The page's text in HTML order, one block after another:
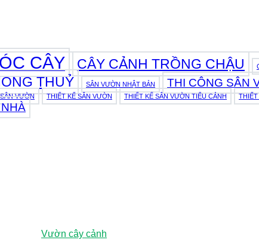
CÂY CÂY CẢNH TRỒNG CHẬU
THUỶ SÂN VƯỜN NHẬT BẢN THI CÔNG SÂN
VƯỜN THIẾT KẾ SÂN VƯỜN THIẾT KẾ SÂN VƯỜN TIỂU CẢNH
Vườn cây cảnh